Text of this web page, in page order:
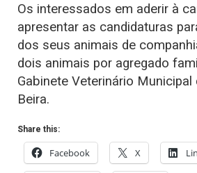
Os interessados em aderir à
apresentar as candidaturas
dos seus animais de
dois animais por agregado
Gabinete Veterinário Municipal
Beira.
Share this:
Facebook X